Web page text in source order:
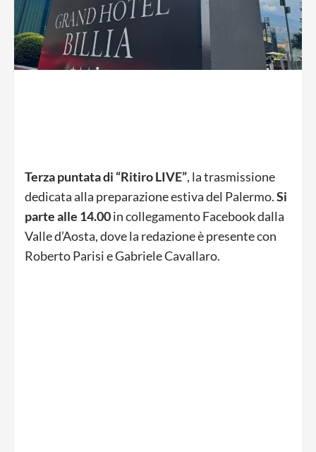
Terza puntata di “Ritiro LIVE”, la trasmissione
dedicata alla preparazione estiva del Palermo.Si
parte alle 14.00in collegamento Facebook dalla
Valle d’Aosta, dove la redazione è presente con
Roberto Parisi e Gabriele Cavallaro.